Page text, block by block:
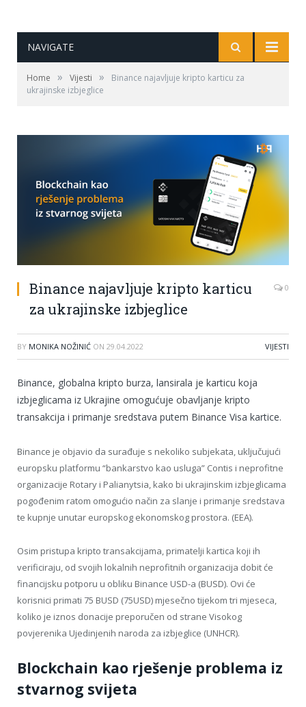
NAVIGATE
Home » Vijesti »
Binance najavljuje kripto karticu za
ukrajinske izbjeglice
Binance najavljuje kripto karticu
za ukrajinske izbjeglice
0
BY MONIKA NOŽINIĆ ON 29.04.2022 VIJESTI
Binance, globalna kripto burza, lansirala je karticu koja
izbjeglicama iz Ukrajine omogućuje obavljanje kripto
transakcija i primanje sredstava putem Binance Visa kartice.
Binance je objavio da surađuje s nekoliko subjekata, uključujući
europsku platformu “bankarstvo kao usluga” Contis i neprofitne
organizacije Rotary i Palianytsia, kako bi ukrajinskim izbjeglicama
pogođenim ratom omogućio način za slanje i primanje sredstava
te kupnje unutar europskog ekonomskog prostora. (EEA).
Osim pristupa kripto transakcijama, primatelji kartica koji ih
verificiraju, od svojih lokalnih neprofitnih organizacija dobit će
financijsku potporu u obliku Binance USD-a (BUSD). Ovi će
korisnici primati 75 BUSD (75USD) mjesečno tijekom tri mjeseca,
koliko je iznos donacije preporučen od strane Visokog
povjerenika Ujedinjenih naroda za izbjeglice (UNHCR).
Blockchain kao rješenje problema iz
stvarnog svijeta